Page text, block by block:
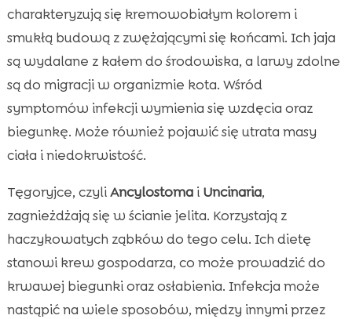
charakteryzują się kremowobiałym kolorem i
smukłą budową z zwężającymi się końcami. Ich jaja
są wydalane z kałem do środowiska, a larwy zdolne
są do migracji w organizmie kota. Wśród
symptomów infekcji wymienia się wzdęcia oraz
biegunkę. Może również pojawić się utrata masy
ciała i niedokrwistość.
Tęgoryjce, czyliAncylostomai Uncinaria,
zagnieżdżają się w ścianie jelita. Korzystają z
haczykowatych ząbków do tego celu. Ich dietę
stanowi krew gospodarza, co może prowadzić do
krwawej biegunki oraz osłabienia. Infekcja może
nastąpić na wiele sposobów, między innymi przez